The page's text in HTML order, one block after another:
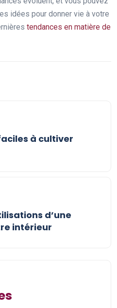
idées pour donner vie à votre
tendances en matière de
à cultiver
d’une
intérieur